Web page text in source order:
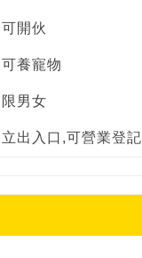
開伙
養寵物
男女
出入口,可營業登記